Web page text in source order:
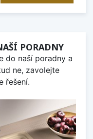
PORADNY
do naší poradny a
ne, zavolejte
řešení.